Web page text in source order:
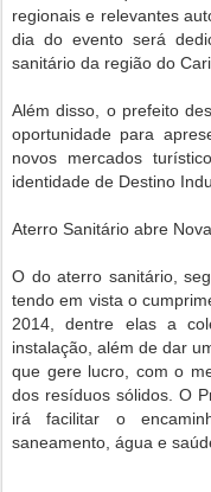
regionais e relevantes
dia do evento será
sanitário da região do
Além disso, o prefeito
oportunidade para
novos mercados
identidade de Destino
Aterro Sanitário abre
O do aterro sanitário,
tendo em vista o
2014, dentre elas a
instalação, além de dar
que gere lucro, com o
dos resíduos sólidos. O
irá facilitar o
saneamento, água e